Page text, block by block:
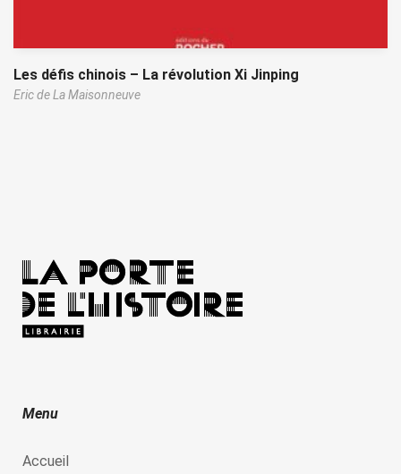
Les défis chinois – La révolution Xi Jinping
Eric de La Maisonneuve
Menu
Accueil